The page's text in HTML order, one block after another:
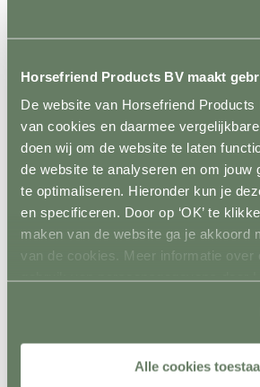
Horsefriend Products BV maakt
De website van Horsefriend Products
van cookies en daarmee
doen wij om de website te laten
de website te analyseren en om jouw
te optimaliseren. Hieronder kun je
en specificeren. Door op ‘OK’ te
maken van de website ga je akkoord
van de cookies. Meer informatie over
gebruik van persoonsgegevens door
Alle cookies
Koord
Schrikstroom apparaten
Toebehoren schrikstroom
Horseguard schriklint
Terug
Weidepoorten
Panelsystemen
Paddockafrastering
Buisklemmen DIY
Roflex mobiele afrastering
Losse palen en liggers
Hout
Inrichting en vervoer